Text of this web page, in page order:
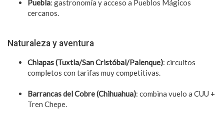
Puebla: gastronomía y acceso a Pueblos Mágicos
cercanos.
Naturaleza y aventura
Chiapas (Tuxtla/San Cristóbal/Palenque): circuitos
completos con tarifas muy competitivas.
Barrancas del Cobre (Chihuahua): combina vuelo a CUU +
Tren Chepe.